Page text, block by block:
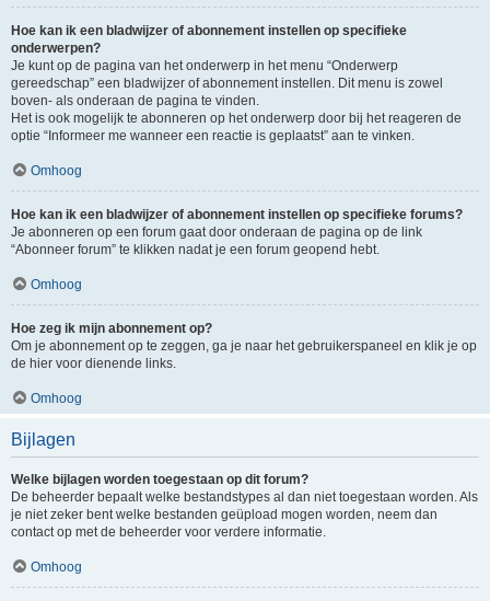
Hoe kan ik een bladwijzer of abonnement instellen op specifieke
onderwerpen?
Je kunt op de pagina van het onderwerp in het menu “Onderwerp
gereedschap” een bladwijzer of abonnement instellen. Dit menu is zowel
boven- als onderaan de pagina te vinden.
Het is ook mogelijk te abonneren op het onderwerp door bij het reageren de
optie “Informeer me wanneer een reactie is geplaatst” aan te vinken.
Omhoog
Hoe kan ik een bladwijzer of abonnement instellen op specifieke forums?
Je abonneren op een forum gaat door onderaan de pagina op de link
“Abonneer forum” te klikken nadat je een forum geopend hebt.
Omhoog
Hoe zeg ik mijn abonnement op?
Om je abonnement op te zeggen, ga je naar het gebruikerspaneel en klik je op
de hier voor dienende links.
Omhoog
Bijlagen
Welke bijlagen worden toegestaan op dit forum?
De beheerder bepaalt welke bestandstypes al dan niet toegestaan worden. Als
je niet zeker bent welke bestanden geüpload mogen worden, neem dan
contact op met de beheerder voor verdere informatie.
Omhoog